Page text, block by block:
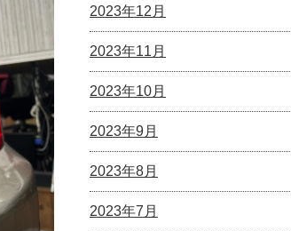
2023年12月
2023年11月
2023年10月
2023年9月
2023年8月
2023年7月